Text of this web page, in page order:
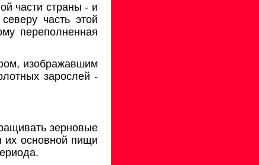
части страны - и
часть этой
переполненная
изображавшим
зарослей -
зерновые
их основной пищи